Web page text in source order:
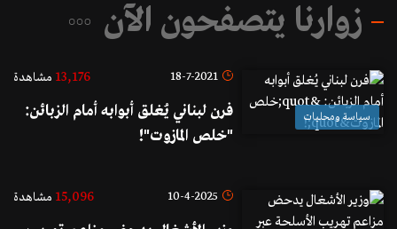
زوارنا يتصفحون الآن
سياسة ومحليات
18-7-2021
13,176 مشاهدة
فرن لبناني يُغلق أبوابه أمام الزبائن:
"خلص المازوت"!
10-4-2025
15,096 مشاهدة